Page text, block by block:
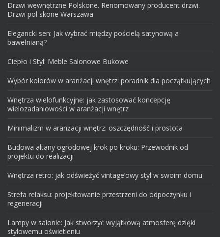
Drzwi wewnętrzne Polskone. Renomowany producent drzwi.
Drzwi pol skone Warszawa
Elegancki sen: Jak wybrać między pościelą satynową a
bawełnianą?
Ciepło i Styl: Meble Salonowe Bukowe
Wybór kolorów w aranżacji wnętrz: poradnik dla początkujących
Wnętrza wielofunkcyjne: jak zastosować koncepcję
wielozadaniowości w aranżacji wnętrz
Minimalizm w aranżacji wnętrz: oszczędność i prostota
Budowa altany ogrodowej krok po kroku: Przewodnik od
projektu do realizacji
Wnętrza retro: jak odświeżyć vintage’owy styl w swoim domu
Strefa relaksu: projektowanie przestrzeni do odpoczynku i
regeneracji
Lampy w salonie: Jak stworzyć wyjątkową atmosferę dzięki
stylowemu oświetleniu